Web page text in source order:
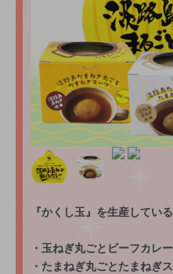
『かくし玉』を生産してい
・玉ねぎ丸ごとビーフカレー
・たまねぎ丸ごとたまねぎ